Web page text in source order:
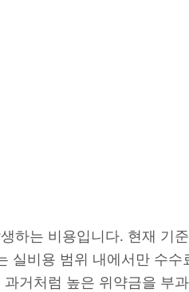
하는 비용입니다. 현재 기
실비용 범위 내에서만 수수
거처럼 높은 위약금을 부